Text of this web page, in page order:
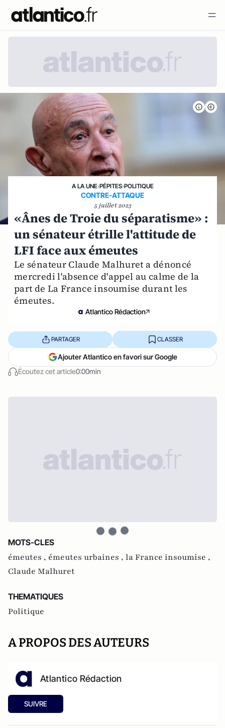
A LA UNE›PÉPITES›POLITIQUE
CONTRE-ATTAQUE
5 juillet 2023
«Ânes de Troie du séparatisme» :
un sénateur étrille l'attitude de
LFI face aux émeutes
Le sénateur Claude Malhuret a dénoncé
mercredi l'absence d'appel au calme de la
part de La France insoumise durant les
émeutes.
Atlantico Rédaction
Écoutez cet article0:00min
PARTAGER CLASSER
Ajouter Atlantico en favori sur Google
MOTS-CLES
émeutes , émeutes urbaines , la France insoumise ,
Claude Malhuret
THEMATIQUES
Politique
A PROPOS DES AUTEURS
Atlantico Rédaction
SUIVRE